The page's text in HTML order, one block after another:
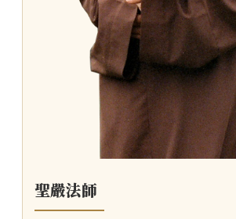
聖嚴法師